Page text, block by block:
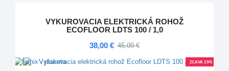
VYKUROVACIA ELEKTRICKÁ ROHOŽ
ECOFLOOR LDTS 100 / 1,0
38,00 € 45,00 €
ZĽAVA 15%